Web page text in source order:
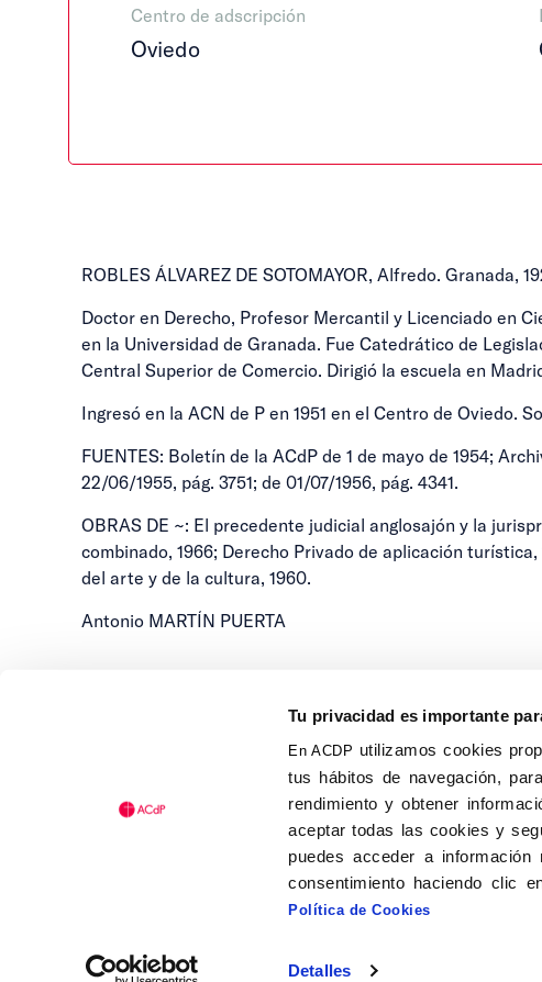
Tu privacidad es importante
En ACDP utilizamos cookies
tus hábitos de navegación,
rendimiento y obtener
aceptar todas las cookies y
puedes acceder a
consentimiento haciendo clic
Política de Cookies
Detalles
Centro de adscripción
Oviedo
ROBLES ÁLVAREZ DE SOTOMAYOR, Alfredo.
Doctor en Derecho, Profesor Mercantil y Licenciado en
en la Universidad de Granada. Fue Catedrático de
Central Superior de Comercio. Dirigió la escuela en
Ingresó en la ACN de P en 1951 en el Centro de Oviedo.
FUENTES: Boletín de la ACdP de 1 de mayo de 1954;
22/06/1955, pág. 3751; de 01/07/1956, pág. 4341.
OBRAS DE ~: El precedente judicial anglosajón y la
combinado, 1966; Derecho Privado de aplicación
del arte y de la cultura, 1960.
Antonio MARTÍN PUERTA
Calle Isaac Peral, 58 C.P.: 28040,
Tel (+34) 91 456 63 27
Fax: (+34) 91 535 19 98
acdp@acdp.es